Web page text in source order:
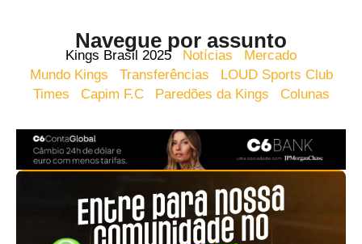
Navegue por assunto
Kings Brasil 2025 Notícias
Mercado
Mundo Kings
Transferências
LOUD Sports Club
Times
Capim F.C Paredões da Kings Colunas